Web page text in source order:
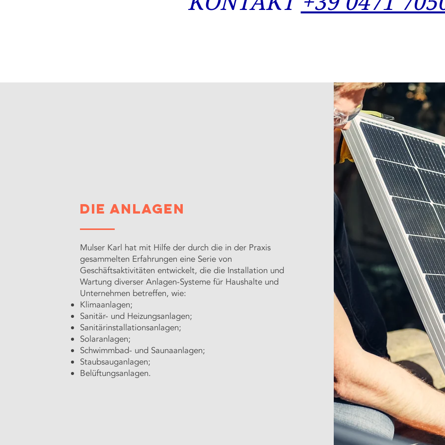
Die Anlagen
Mulser Karl hat mit Hilfe der durch die in der Praxis
gesammelten Erfahrungen eine Serie von
Geschäftsaktivitäten entwickelt, die die Installation und
Wartung diverser Anlagen-Systeme für Haushalte und
Unternehmen betreffen, wie:
Klimaanlagen;
Sanitär- und Heizungsanlagen;
Sanitärinstallationsanlagen;
Solaranlagen;
Schwimmbad- und Saunaanlagen;
Staubsauganlagen;
Belüftungsanlagen.